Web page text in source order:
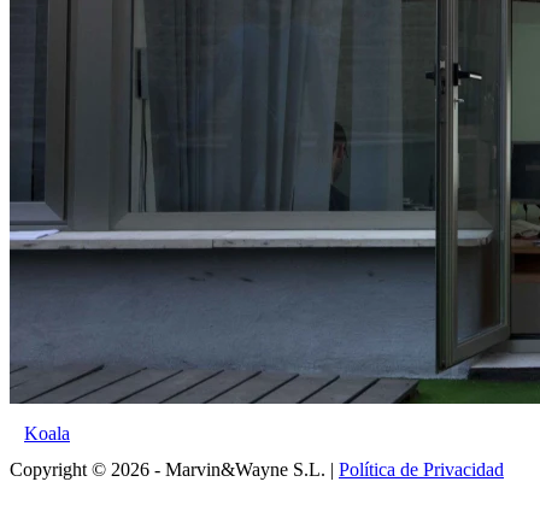
Koala
Copyright © 2026 - Marvin&Wayne S.L. | Política de Privacidad